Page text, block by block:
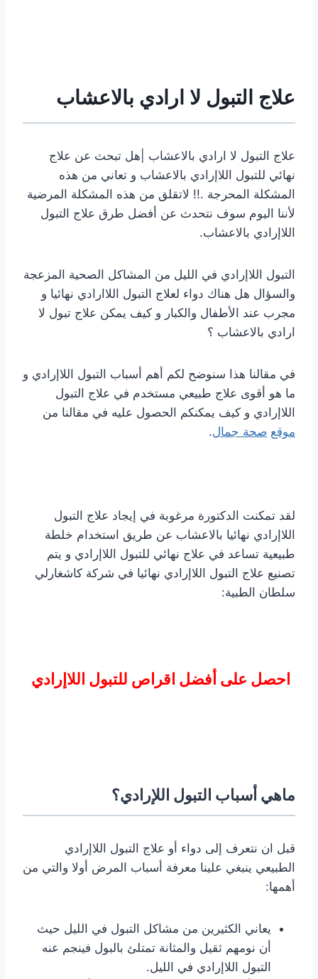
علاج التبول لا ارادي بالاعشاب
علاج التبول لا ارادي بالاعشاب |هل تبحث عن علاج
نهائي للتبول اللاإرادي بالاعشاب و تعاني من هذه
المشكلة المحرجة .!! لاتقلق من هذه المشكلة المرضية
لأننا اليوم سوف نتحدث عن أفضل طرق علاج التبول
اللاإرادي بالاعشاب.
التبول اللاإرادي في الليل من المشاكل الصحية المزعجة
والسؤال هل هناك دواء لعلاج التبول اللاارادي نهائيا و
مجرب عند الأطفال والكبار و كيف يمكن علاج تبول لا
ارادي بالاعشاب ؟
في مقالنا هذا سنوضح لكم أهم أسباب التبول اللاإرادي و
ما هو أقوى علاج طبيعي مستخدم في علاج التبول
اللاإرادي و كيف يمكنكم الحصول عليه في مقالنا من
موقع صحة جمال.
لقد تمكنت الدكتورة مرغوبة في إيجاد علاج التبول
اللاإرادي نهائيا بالاعشاب عن طريق استخدام خلطة
طبيعية تساعد في علاج نهائي للتبول اللاإرادي و يتم
تصنيع علاج التبول اللاإرادي نهائيا في شركة كاشغارلي
سلطان الطبية:
احصل على أفضل اقراص للتبول اللاإرادي
ماهي أسباب التبول اللإرادي؟
قبل ان نتعرف إلى دواء أو علاج التبول اللاإرادي
الطبيعي ينبغي علينا معرفة أسباب المرض أولا والتي من
أهمها:
يعاني الكثيرين من مشاكل التبول في الليل حيث
أن نومهم ثقيل والمثانة تمتلئ بالبول فينجم عنه
التبول اللاإرادي في الليل.